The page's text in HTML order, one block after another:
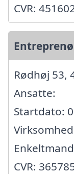
CVR:
Rødhøj 53,
Ansatte:
Startdato:
CVR: